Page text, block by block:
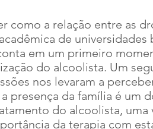
a relação entre as
de universidades
em um primeiro
do alcoolista. Um
nos levaram a
presença da família é um
do alcoolista, uma
da terapia com